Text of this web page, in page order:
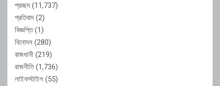
প্রচ্ছদ(11,737)
প্রতিবাদ(2)
বিজ্ঞপ্তি(1)
বিনোদন (280)
রাজধানী (219)
রাজনীতি(1,736)
লাইফস্টাইল (55)